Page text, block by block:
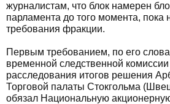
журналистам, что блок намерен
парламента до того момента, пока
требования фракции.
Первым требованием, по его
временной следственной
расследования итогов решения
Торговой палаты Стокгольма
обязал Национальную